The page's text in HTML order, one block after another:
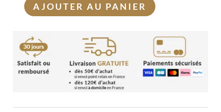
quantité
Bracelet
Agate
indienne
Heishi
AJOUTER AU PANIER